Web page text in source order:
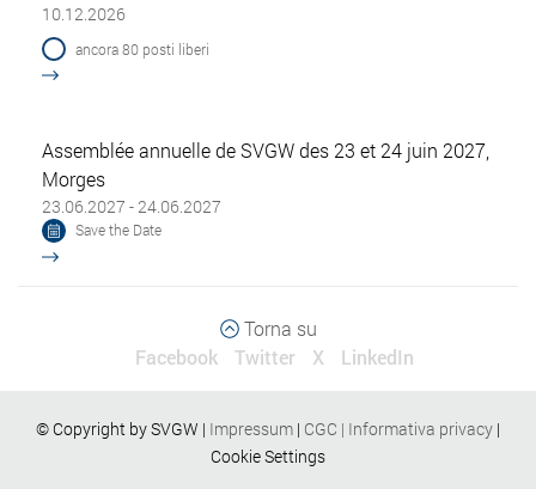
10.12.2026
ancora 80 posti liberi
Assemblée annuelle de SVGW des 23 et 24 juin 2027,
Morges
23.06.2027 - 24.06.2027
Save the Date
Torna su
Facebook
Twitter X LinkedIn
© Copyright by SVGW | Impressum | CGC | Informativa privacy |
Cookie Settings